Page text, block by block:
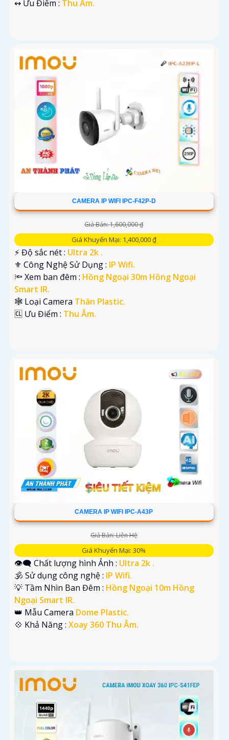
️↭ Ưu Điểm : Thu Âm.
CAMERA IP WIFI IPC-F42P-D
Giá Bán: 1,600,000 ₫
Giá Khuyến Mại: 1,400,000 ₫
️⚡ Độ sắc nét : Ultra 2k .
⚜️ Công Nghệ Sử Dụng : IP Wifi.
🔦 Xem ban đêm : Hồng Ngoại 30m Hồng Ngoại
Smart IR.
🕸️ Loại Camera Thân Plastic.
️🆑 Ưu Điểm : Thu Âm.
CAMERA IP WIFI IPC-A43P
Giá Bán: Liên Hệ
Giá Khuyến Mại: 30%
👁️‍🗨 Chất lượng hình Ảnh : Ultra 2k .
🕉️ Sử dụng công nghệ : IP Wifi.
💡 Tầm Nhìn Ban Đêm : Hồng Ngoại 10m Hồng
Ngoại Smart IR.
👑 Mẫu Camera Dome Plastic.
️💠 Khả Năng : Xoay 360 Thu Âm.